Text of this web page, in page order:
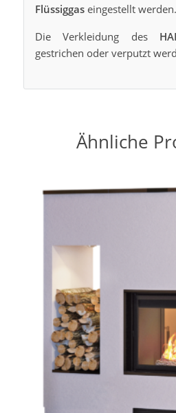
Flüssiggaseingestellt werden.
Die Verkleidung des
gestrichen oder verputzt
Ähnliche